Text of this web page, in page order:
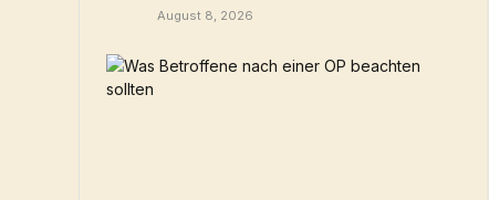
August 8, 2026